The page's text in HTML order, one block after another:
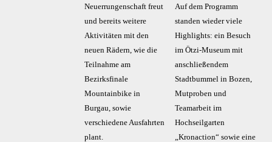
Neuerrungenschaft freut
und bereits weitere
Aktivitäten mit den
neuen Rädern, wie die
Teilnahme am
Bezirksfinale
Mountainbike in
Burgau, sowie
verschiedene Ausfahrten
plant.
Auf dem Programm
standen wieder viele
Highlights: ein Besuch
im Ötzi-Museum mit
anschließendem
Stadtbummel in Bozen,
Mutproben und
Teamarbeit im
Hochseilgarten
„Kronaction“ sowie eine